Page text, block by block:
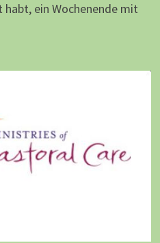
habt, ein Wochenende mit